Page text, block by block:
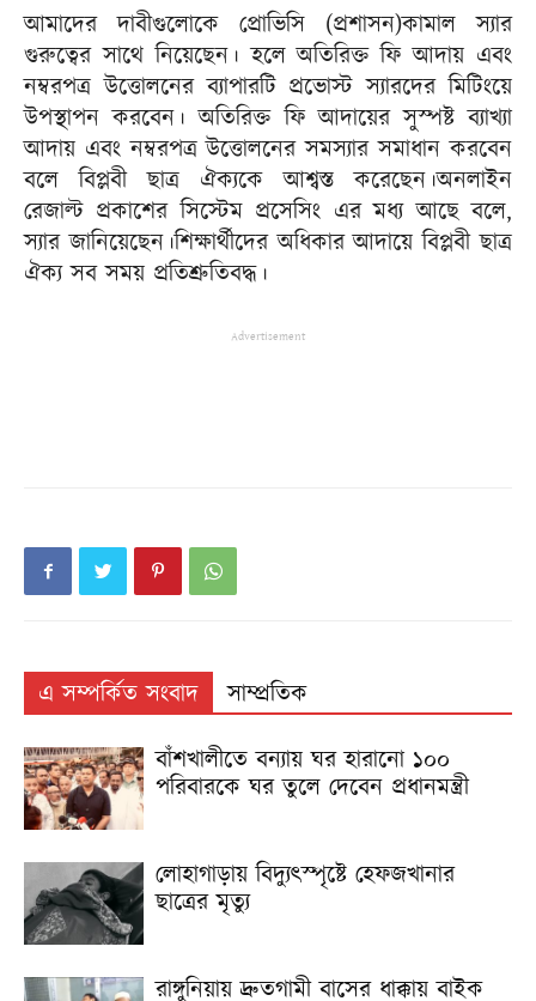
আমাদের দাবীগুলোকে প্রোভিসি (প্রশাসন)কামাল স্যার
গুরুত্বের সাথে নিয়েছেন। হলে অতিরিক্ত ফি আদায় এবং
নম্বরপত্র উত্তোলনের ব্যাপারটি প্রভোস্ট স্যারদের মিটিংয়ে
উপস্থাপন করবেন। অতিরিক্ত ফি আদায়ের সুস্পষ্ট ব্যাখ্যা
আদায় এবং নম্বরপত্র উত্তোলনের সমস্যার সমাধান করবেন
বলে বিপ্লবী ছাত্র ঐক্যকে আশ্বস্ত করেছেন।অনলাইন
রেজাল্ট প্রকাশের সিস্টেম প্রসেসিং এর মধ্য আছে বলে,
স্যার জানিয়েছেন।শিক্ষার্থীদের অধিকার আদায়ে বিপ্লবী ছাত্র
ঐক্য সব সময় প্রতিশ্রুতিবদ্ধ।
Advertisement
এ সম্পর্কিত সংবাদ
সাম্প্রতিক
বাঁশখালীতে বন্যায় ঘর হারানো ১০০
পরিবারকে ঘর তুলে দেবেন প্রধানমন্ত্রী
লোহাগাড়ায় বিদ্যুৎস্পৃষ্টে হেফজখানার
ছাত্রের মৃত্যু
রাঙ্গুনিয়ায় দ্রুতগামী বাসের ধাক্কায় বাইক